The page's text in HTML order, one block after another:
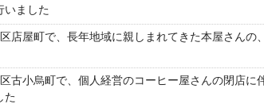
いました
店屋町で、長年地域に親しまれてきた本屋さんの
古小烏町で、個人経営のコーヒー屋さんの閉店に
た